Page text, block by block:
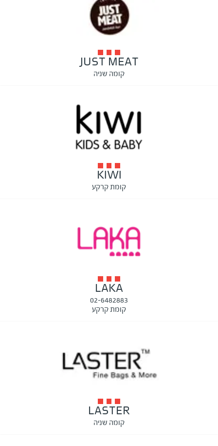
JUST MEAT
קומה שניה
KIWI
קומת קרקע
LAKA
02-6482883
קומת קרקע
LASTER
קומה שניה